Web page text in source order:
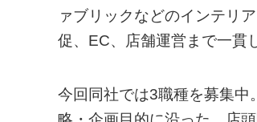
ァブリックなどのインテリ
促、EC、店舗運営まで⼀貫
今回同社では3職種を募集